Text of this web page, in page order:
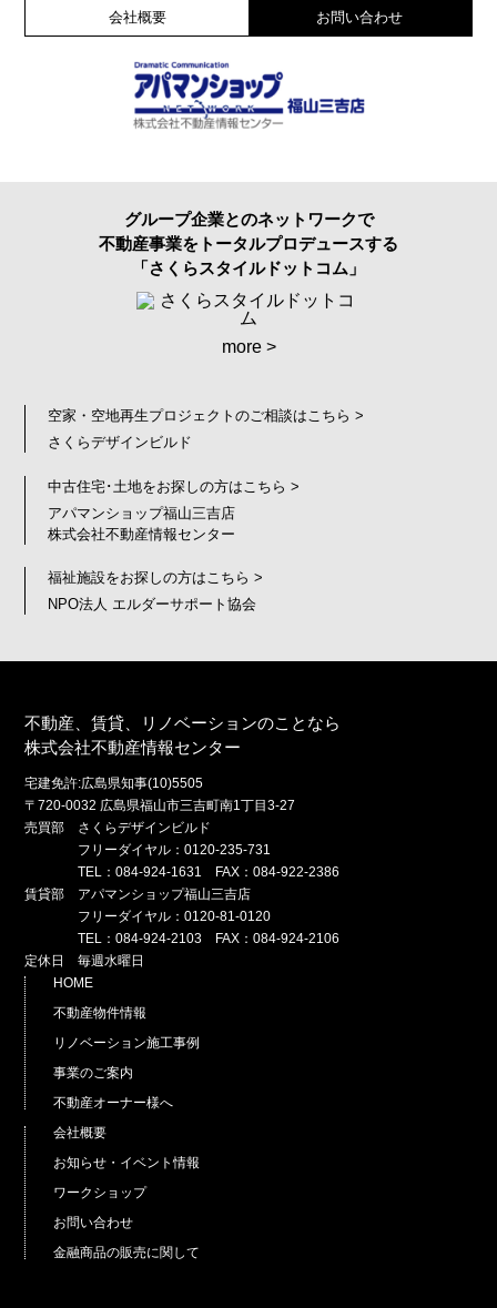
会社概要 お問い合わせ
グループ企業とのネットワークで
不動産事業をトータルプロデュースする
「さくらスタイルドットコム」
more >
空家・空地再生プロジェクトのご相談はこちら >
さくらデザインビルド
中古住宅･土地をお探しの方はこちら >
アパマンショップ福山三吉店
株式会社不動産情報センター
福祉施設をお探しの方はこちら >
NPO法人 エルダーサポート協会
不動産、賃貸、リノベーションのことなら
株式会社不動産情報センター
宅建免許:広島県知事(10)5505
〒720-0032 広島県福山市三吉町南1丁目3-27
売買部 さくらデザインビルド
フリーダイヤル：0120-235-731
TEL：084-924-1631 FAX：084-922-2386
賃貸部 アパマンショップ福山三吉店
フリーダイヤル：0120-81-0120
TEL：084-924-2103 FAX：084-924-2106
定休日 毎週水曜日
HOME
不動産物件情報
リノベーション施工事例
事業のご案内
不動産オーナー様へ
会社概要
お知らせ・イベント情報
ワークショップ
お問い合わせ
金融商品の販売に関して